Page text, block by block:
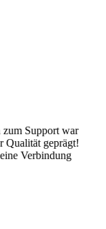
zum Support war
Qualität geprägt!
Verbindung